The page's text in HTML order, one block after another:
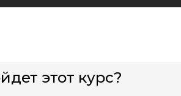
этот курс?